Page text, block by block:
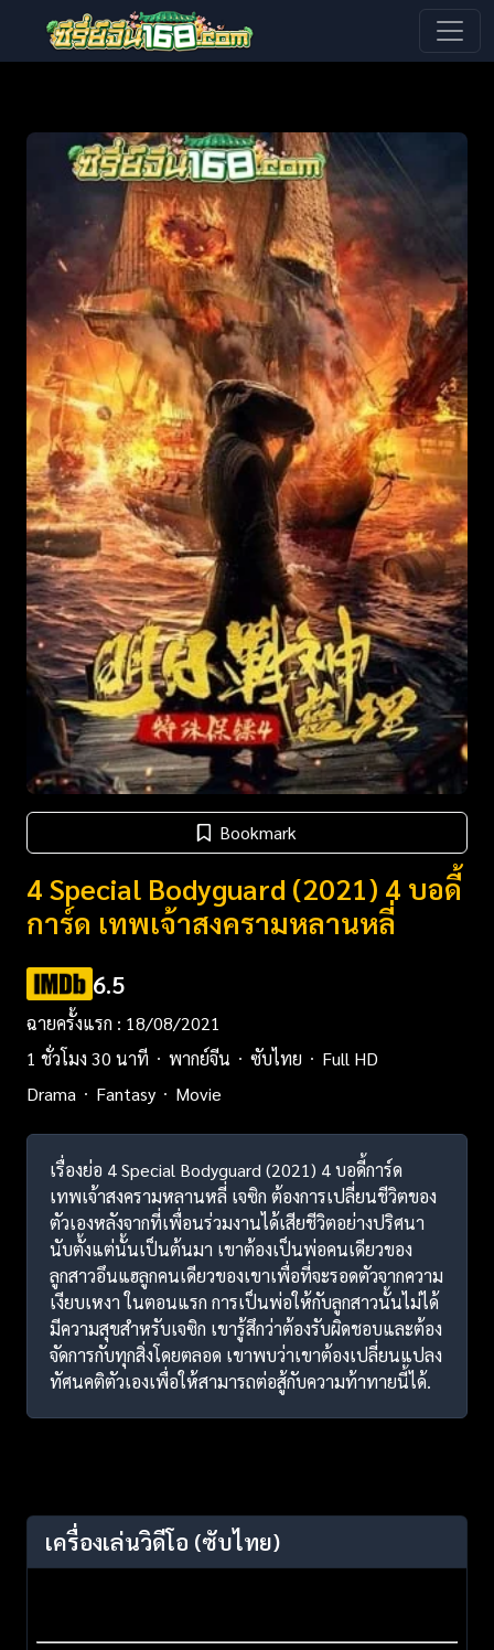
Bookmark
4 Special Bodyguard (2021) 4 บอดี้
การ์ด เทพเจ้าสงครามหลานหลี่
6.5
ฉายครั้งแรก : 18/08/2021
1 ชั่วโมง 30 นาที
พากย์จีน ซับไทย
Full HD
Drama
Fantasy Movie
เรื่องย่อ 4 Special Bodyguard (2021) 4 บอดี้การ์ด
เทพเจ้าสงครามหลานหลี่ เจซิก ต้องการเปลี่ยนชีวิตของ
ตัวเองหลังจากที่เพื่อนร่วมงานได้เสียชีวิตอย่างปริศนา
นับตั้งแต่นั้นเป็นต้นมา เขาต้องเป็นพ่อคนเดียวของ
ลูกสาวอึนแฮลูกคนเดียวของเขาเพื่อที่จะรอดตัวจากความ
เงียบเหงา ในตอนแรก การเป็นพ่อให้กับลูกสาวนั้นไม่ได้
มีความสุขสำหรับเจซิก เขารู้สึกว่าต้องรับผิดชอบและต้อง
จัดการกับทุกสิ่งโดยตลอด เขาพบว่าเขาต้องเปลี่ยนแปลง
ทัศนคติตัวเองเพื่อให้สามารถต่อสู้กับความท้าทายนี้ได้.
เครื่องเล่นวิดีโอ (ซับไทย)